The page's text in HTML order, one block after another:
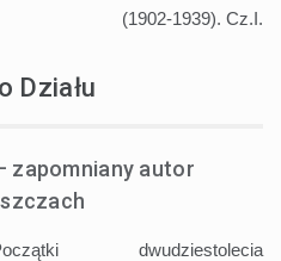
(1902-1939). Cz.I.
Działu
zapomniany autor
dwudziestolecia